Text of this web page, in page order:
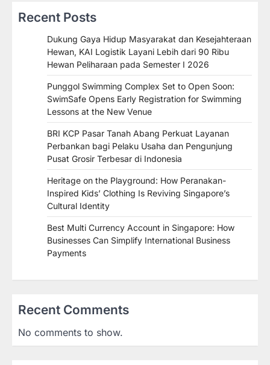
Recent Posts
Dukung Gaya Hidup Masyarakat dan Kesejahteraan
Hewan, KAI Logistik Layani Lebih dari 90 Ribu
Hewan Peliharaan pada Semester I 2026
Punggol Swimming Complex Set to Open Soon:
SwimSafe Opens Early Registration for Swimming
Lessons at the New Venue
BRI KCP Pasar Tanah Abang Perkuat Layanan
Perbankan bagi Pelaku Usaha dan Pengunjung
Pusat Grosir Terbesar di Indonesia
Heritage on the Playground: How Peranakan-
Inspired Kids’ Clothing Is Reviving Singapore’s
Cultural Identity
Best Multi Currency Account in Singapore: How
Businesses Can Simplify International Business
Payments
Recent Comments
No comments to show.